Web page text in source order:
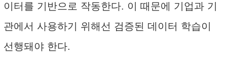
이터를 기반으로 작동한다. 이 때문에 기업과 기
관에서 사용하기 위해선 검증된 데이터 학습이
선행돼야 한다.